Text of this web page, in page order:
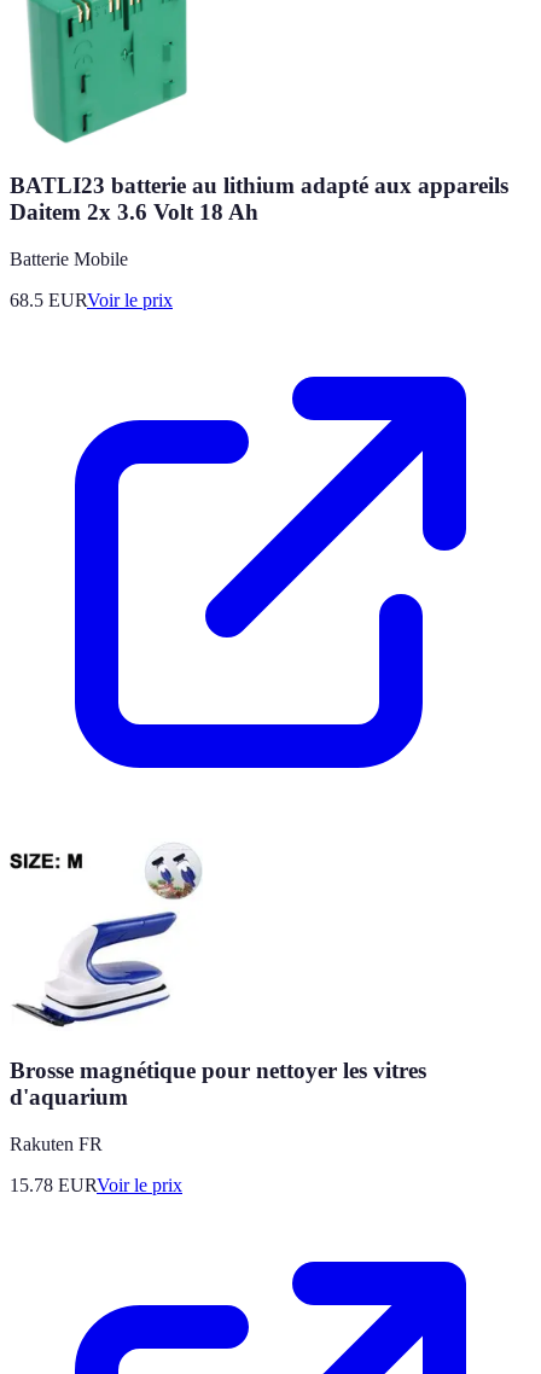
BATLI23 batterie au lithium adapté aux appareils
Daitem 2x 3.6 Volt 18 Ah
Batterie Mobile
68.5 EURVoir le prix
Brosse magnétique pour nettoyer les vitres
d'aquarium
Rakuten FR
15.78 EURVoir le prix